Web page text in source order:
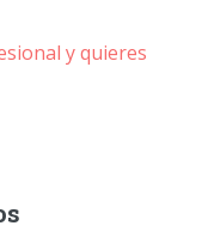
y quieres